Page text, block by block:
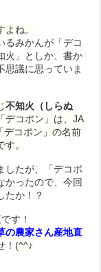
ね。
るみかんが「デコ
火」としか、書か
思議に思っていま
不知火（しらぬ
「デコポン」は、JA
「デコポン」の名前
す。
したが、「デコポ
かったので、今回
たか！？
す！
の農家さん産地直
！ (^^♪